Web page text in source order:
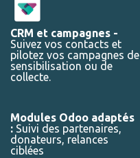
CRM et campagnes -
Suivez vos contacts et
pilotez vos campagnes de
sensibilisation ou de
collecte.
Modules Odoo adaptés
: Suivi des partenaires,
donateurs, relances
ciblées